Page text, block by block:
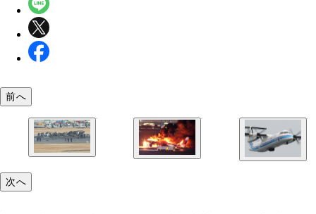
JAL機と衝突した海保機は爆発・炎上し、乗員5人
JAL機は北海道・新千歳―羽田便で、正月というこ
前へ
次へ